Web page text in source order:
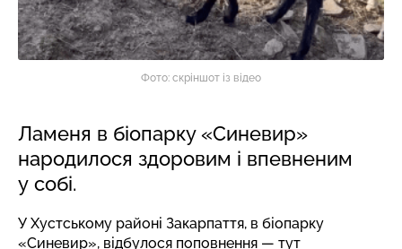
Фото: скріншот із відео
Ламеня в біопарку «Синевир»
народилося здоровим і впевненим
у собі.
У Хустському районі Закарпаття, в біопарку
«Синевир», відбулося поповнення — тут